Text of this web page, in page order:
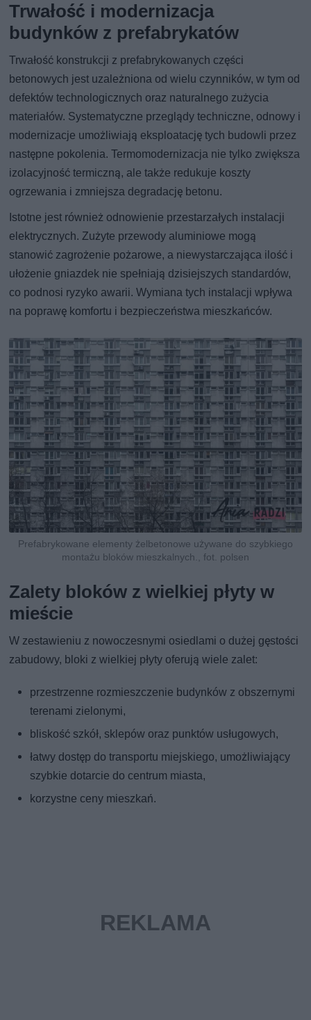
Trwałość i modernizacja
budynków z prefabrykatów
Trwałość konstrukcji z prefabrykowanych części
betonowych jest uzależniona od wielu czynników, w tym od
defektów technologicznych oraz naturalnego zużycia
materiałów. Systematyczne przeglądy techniczne, odnowy i
modernizacje umożliwiają eksploatację tych budowli przez
następne pokolenia. Termomodernizacja nie tylko zwiększa
izolacyjność termiczną, ale także redukuje koszty
ogrzewania i zmniejsza degradację betonu.
Istotne jest również odnowienie przestarzałych instalacji
elektrycznych. Zużyte przewody aluminiowe mogą
stanowić zagrożenie pożarowe, a niewystarczająca ilość i
ułożenie gniazdek nie spełniają dzisiejszych standardów,
co podnosi ryzyko awarii. Wymiana tych instalacji wpływa
na poprawę komfortu i bezpieczeństwa mieszkańców.
Prefabrykowane elementy żelbetonowe używane do szybkiego
montażu bloków mieszkalnych., fot. polsen
Zalety bloków z wielkiej płyty w
mieście
W zestawieniu z nowoczesnymi osiedlami o dużej gęstości
zabudowy, bloki z wielkiej płyty oferują wiele zalet:
przestrzenne rozmieszczenie budynków z obszernymi
terenami zielonymi,
bliskość szkół, sklepów oraz punktów usługowych,
łatwy dostęp do transportu miejskiego, umożliwiający
szybkie dotarcie do centrum miasta,
korzystne ceny mieszkań.